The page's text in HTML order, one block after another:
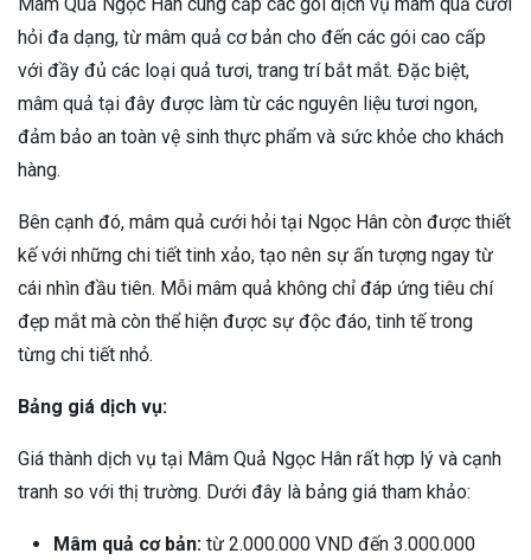
hỏi đa dạng, từ mâm quả cơ bản cho đến các gói cao cấp
với đầy đủ các loại quả tươi, trang trí bắt mắt. Đặc biệt,
mâm quả tại đây được làm từ các nguyên liệu tươi ngon,
đảm bảo an toàn vệ sinh thực phẩm và sức khỏe cho khách
hàng.
Bên cạnh đó, mâm quả cưới hỏi tại Ngọc Hân còn được thiết
kế với những chi tiết tinh xảo, tạo nên sự ấn tượng ngay từ
cái nhìn đầu tiên. Mỗi mâm quả không chỉ đáp ứng tiêu chí
đẹp mắt mà còn thể hiện được sự độc đáo, tinh tế trong
từng chi tiết nhỏ.
Bảng giá dịch vụ:
Giá thành dịch vụ tại Mâm Quả Ngọc Hân rất hợp lý và cạnh
tranh so với thị trường. Dưới đây là bảng giá tham khảo:
Mâm quả cơ bản: từ 2.000.000 VND đến 3.000.000